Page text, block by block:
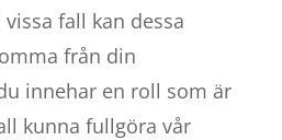
fall kan dessa
från din
innehar en roll som är
kunna fullgöra vår